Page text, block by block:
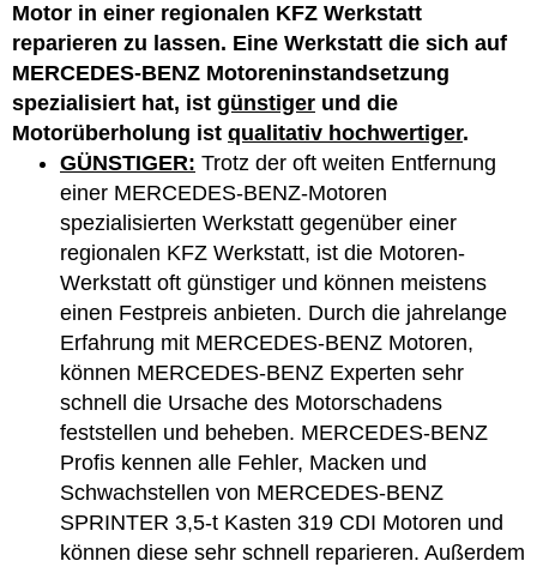
Motor in einer regionalen KFZ Werkstatt
reparieren zu lassen. Eine Werkstatt die sich auf
MERCEDES-BENZ Motoreninstandsetzung
spezialisiert hat, ist günstiger und die
Motorüberholung ist qualitativ hochwertiger.
GÜNSTIGER: Trotz der oft weiten Entfernung
einer MERCEDES-BENZ-Motoren
spezialisierten Werkstatt gegenüber einer
regionalen KFZ Werkstatt, ist die Motoren-
Werkstatt oft günstiger und können meistens
einen Festpreis anbieten. Durch die jahrelange
Erfahrung mit MERCEDES-BENZ Motoren,
können MERCEDES-BENZ Experten sehr
schnell die Ursache des Motorschadens
feststellen und beheben. MERCEDES-BENZ
Profis kennen alle Fehler, Macken und
Schwachstellen von MERCEDES-BENZ
SPRINTER 3,5-t Kasten 319 CDI Motoren und
können diese sehr schnell reparieren. Außerdem